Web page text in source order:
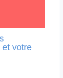
et votre